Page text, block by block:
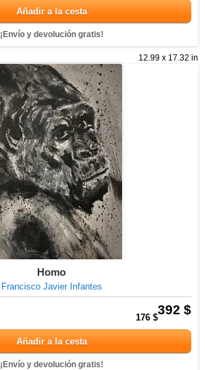
Añadir a la cesta
¡Envío y devolución gratis!
12.99 x 17.32 in
Homo
Francisco Javier Infantes
392 $
176 $
Añadir a la cesta
¡Envío y devolución gratis!